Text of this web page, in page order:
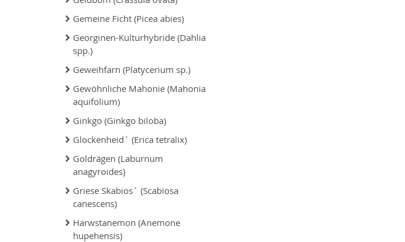
Gemeine Ficht (Picea abies)
Georginen-Kulturhybride (Dahlia
spp.)
Geweihfarn (Platycerium sp.)
Gewöhnliche Mahonie (Mahonia
aquifolium)
Ginkgo (Ginkgo biloba)
Glockenheid` (Erica tetralix)
Goldrägen (Laburnum
anagyroides)
Griese Skabios´ (Scabiosa
canescens)
Harwstanemon (Anemone
hupehensis)